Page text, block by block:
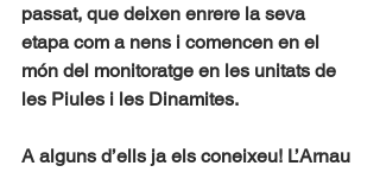
passat, que deixen enrere la seva
etapa com a nens i comencen en el
món del monitoratge en les unitats de
les Piules i les Dinamites.
A alguns d’ells ja els coneixeu! L’Arnau